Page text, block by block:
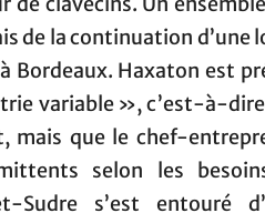
de la continuation d’une
Bordeaux. Haxaton est
variable », c’est-à-dire
mais que le chef-
selon les
Sudre s’est entouré